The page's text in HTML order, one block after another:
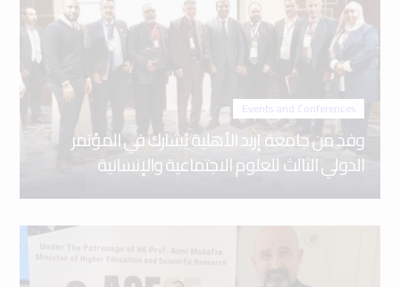
Events and Conferences
وفد من جامعة إربد الأهلية يُشارك في المؤتمر
الدولي الثالث للعلوم الاجتماعية والإنسانية